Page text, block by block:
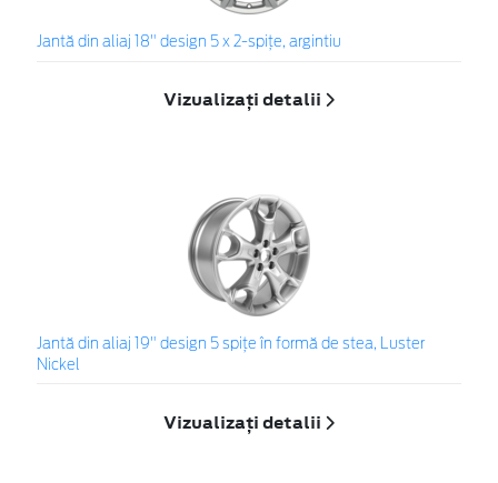
Jantă din aliaj 18" design 5 x 2-spiţe, argintiu
Vizualizați detalii
Jantă din aliaj 19" design 5 spiţe în formă de stea, Luster
Nickel
Vizualizați detalii